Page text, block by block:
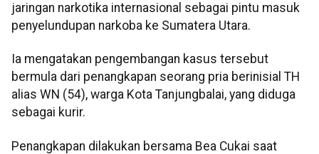
jaringan narkotika internasional sebagai pintu masuk
penyelundupan narkoba ke Sumatera Utara.
Ia mengatakan pengembangan kasus tersebut
bermula dari penangkapan seorang pria berinisial TH
alias WN (54), warga Kota Tanjungbalai, yang diduga
sebagai kurir.
Penangkapan dilakukan bersama Bea Cukai saat